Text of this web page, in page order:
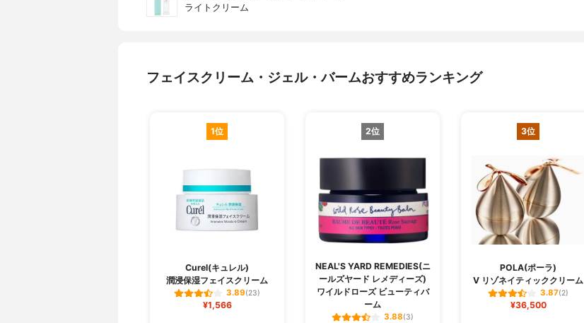
ライトクリーム
フェイスクリーム・ジェル・バームおすすめランキング
1位
Curel(キュレル)
潤浸保湿フェイスクリーム
3.89(23)
¥1,566
2位
NEAL'S YARD REMEDIES(ニ
ールズヤード レメディーズ)
ワイルドローズ ビューティバ
ーム
3.88(3)
3位
POLA(ポーラ)
V リゾネイティッククリーム
3.87(2)
¥36,500